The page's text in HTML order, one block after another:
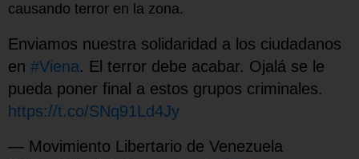
causando terror en la zona.
Enviamos nuestra solidaridad a los ciudadanos
en #Viena. El terror debe acabar. Ojalá se le
pueda poner final a estos grupos criminales.
https://t.co/SNq91Ld4Jy
— Movimiento Libertario de Venezuela